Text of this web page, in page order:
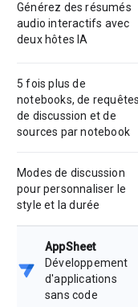
Générez des résumés
audio interactifs avec
deux hôtes IA
5 fois plus de
notebooks, de requêtes
de discussion et de
sources par notebook
Modes de discussion
pour personnaliser le
style et la durée
AppSheet
Développement
d'applications
sans code